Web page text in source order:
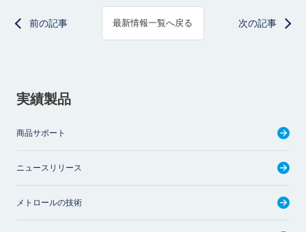
前の記事 最新情報一覧へ戻る 次の記事
実績製品
商品サポート
ニュースリリース
メトロールの技術